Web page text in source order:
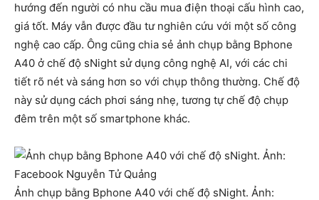
hướng đến người có nhu cầu mua điện thoại cấu hình cao,
giá tốt. Máy vẫn được đầu tư nghiên cứu với một số công
nghệ cao cấp. Ông cũng chia sẻ ảnh chụp bằng Bphone
A40 ở chế độ sNight sử dụng công nghệ AI, với các chi
tiết rõ nét và sáng hơn so với chụp thông thường. Chế độ
này sử dụng cách phơi sáng nhẹ, tương tự chế độ chụp
đêm trên một số smartphone khác.
Ảnh chụp bằng Bphone A40 với chế độ sNight. Ảnh: